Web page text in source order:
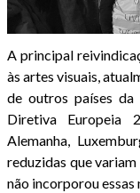
A principal
às artes visuais,
de outros países da
Diretiva Europeia
Alemanha,
reduzidas que variam
não incorporou essas